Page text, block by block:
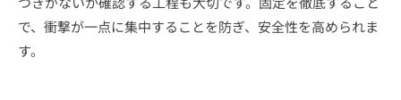
で、衝撃が一点に集中することを防ぎ、安全性を高められま
す。